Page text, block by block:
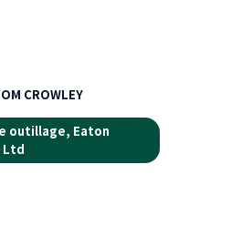
CROWLEY
outillage, Eaton
Ltd